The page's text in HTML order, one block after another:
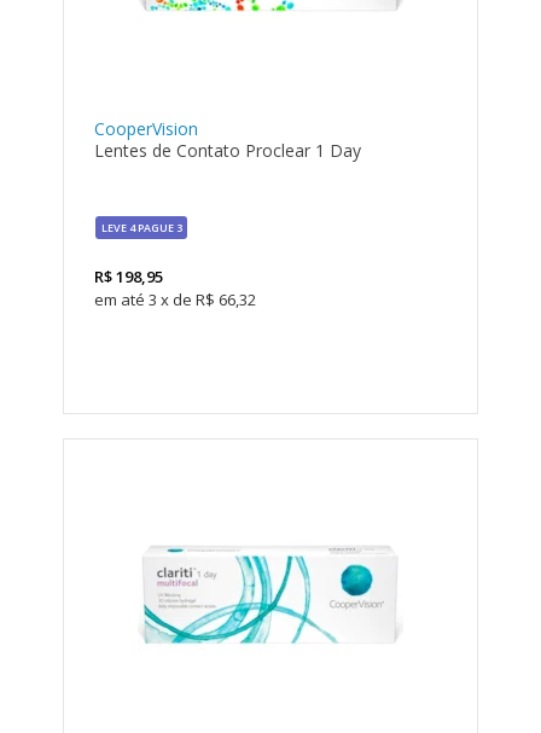
LEVE 4 PAGUE 3
CooperVision
Lentes de Contato Proclear 1 Day
R$198,95
3 x de R$ 66,32